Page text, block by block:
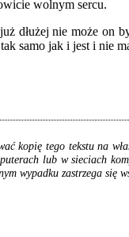
wolnym sercu.
dłużej nie może on
samo jak i jest i nie
kopię tego tekstu na
lub w sieciach
wypadku zastrzega się